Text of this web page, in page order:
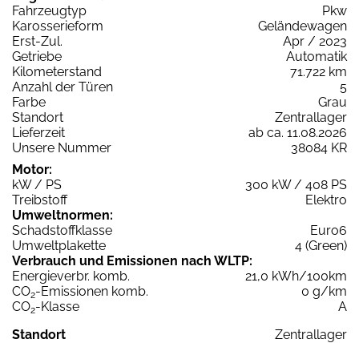
Fahrzeugtyp
Pkw
Karosserieform
Geländewagen
Erst-Zul.
Apr / 2023
Getriebe
Automatik
Kilometerstand
71.722 km
Anzahl der Türen
5
Farbe
Grau
Standort
Zentrallager
Lieferzeit
ab ca. 11.08.2026
Unsere Nummer
38084 KR
Motor:
kW / PS
300 kW / 408 PS
Treibstoff
Elektro
Umweltnormen:
Schadstoffklasse
Euro6
Umweltplakette
4 (Green)
Verbrauch und Emissionen nach WLTP:
Energieverbr. komb.
21,0 kWh/100km
CO2-Emissionen komb.
0 g/km
CO2-Klasse
A
Standort
Zentrallager